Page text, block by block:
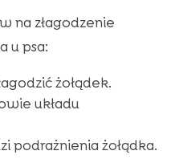
na złagodzenie
u psa:
żołądek.
układu
podrażnienia żołądka.